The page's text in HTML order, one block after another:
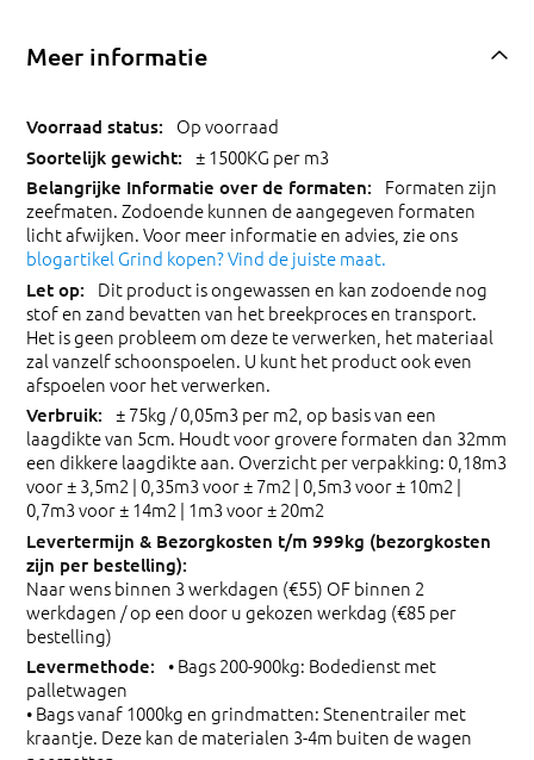
Meer informatie
Op voorraad
± 1500KG per m3
Formaten zijn
zeefmaten. Zodoende kunnen de aangegeven formaten
licht afwijken. Voor meer informatie en advies, zie ons
blogartikel Grind kopen? Vind de juiste maat.
Dit product is ongewassen en kan zodoende nog
stof en zand bevatten van het breekproces en transport.
Het is geen probleem om deze te verwerken, het materiaal
zal vanzelf schoonspoelen. U kunt het product ook even
afspoelen voor het verwerken.
± 75kg / 0,05m3 per m2, op basis van een
laagdikte van 5cm. Houdt voor grovere formaten dan 32mm
een dikkere laagdikte aan. Overzicht per verpakking: 0,18m3
voor ± 3,5m2 | 0,35m3 voor ± 7m2 | 0,5m3 voor ± 10m2 |
0,7m3 voor ± 14m2 | 1m3 voor ± 20m2
Naar wens binnen 3 werkdagen (€55) OF binnen 2
werkdagen / op een door u gekozen werkdag (€85 per
bestelling)
• Bags 200-900kg: Bodedienst met
palletwagen
• Bags vanaf 1000kg en grindmatten: Stenentrailer met
kraantje. Deze kan de materialen 3-4m buiten de wagen